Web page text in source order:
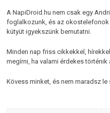
A NapiDroid.hu nem csak egy
foglalkozunk, és az
kütyüt igyekszünk bemutatni.
Minden nap friss cikkekkel,
megírni, ha valami érdekes történik
Kövess minket, és nem maradsz le